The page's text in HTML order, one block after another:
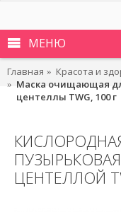
МЕНЮ
Главная Красота и
Маска очищающая
центеллы TWG, 100 г
ЦЕНТЕЛЛОЙ